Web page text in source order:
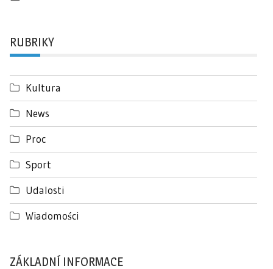
RUBRIKY
Kultura
News
Proc
Sport
Udalosti
Wiadomości
ZÁKLADNÍ INFORMACE